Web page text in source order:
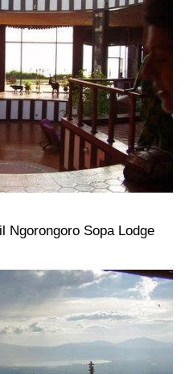
Ngorongoro Sopa Lodge